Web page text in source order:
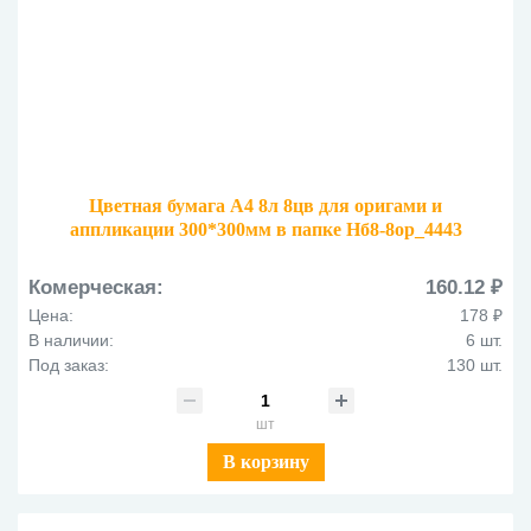
Цветная бумага А4 8л 8цв для оригами и
аппликации 300*300мм в папке Нб8-8ор_4443
Комерческая: 160.12 ₽
Цена:
178 ₽
В наличии:
6 шт.
Под заказ:
130 шт.
шт
В корзину